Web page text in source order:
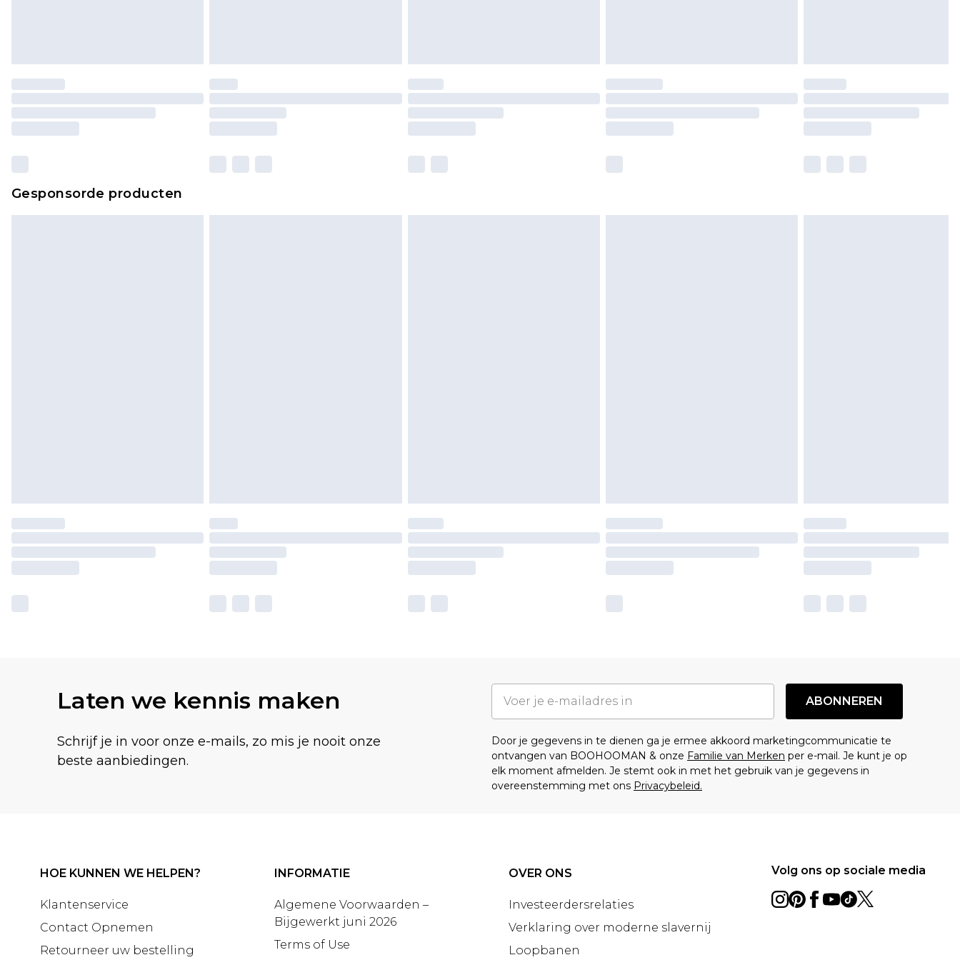
Gesponsorde producten
Laten we kennis maken
Schrijf je in voor onze e-mails, zo mis je nooit onze
beste aanbiedingen.
ABONNEREN
Door je gegevens in te dienen ga je ermee akkoord marketingcommunicatie te
ontvangen van BOOHOOMAN & onze Familie van Merken per e-mail. Je kunt je op
elk moment afmelden. Je stemt ook in met het gebruik van je gegevens in
overeenstemming met ons Privacybeleid.
HOE KUNNEN WE HELPEN?
Klantenservice
Contact Opnemen
Retourneer uw bestelling
INFORMATIE
Algemene Voorwaarden –
Bijgewerkt juni 2026
Terms of Use
OVER ONS
Investeerdersrelaties
Verklaring over moderne slavernij
Loopbanen
Volg ons op sociale media